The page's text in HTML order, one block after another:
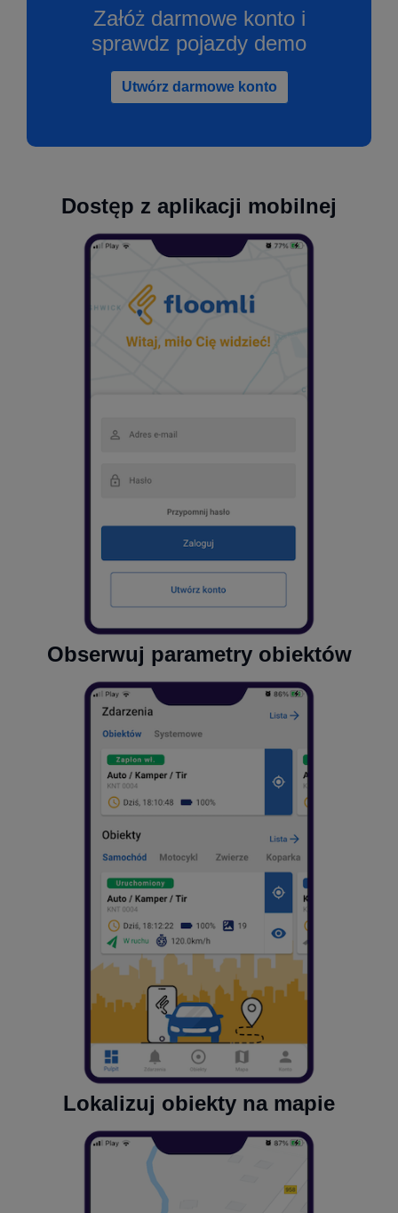
Załóż darmowe konto i
sprawdz pojazdy demo
Utwórz darmowe konto
Dostęp z aplikacji mobilnej
Obserwuj parametry obiektów
Lokalizuj obiekty na mapie